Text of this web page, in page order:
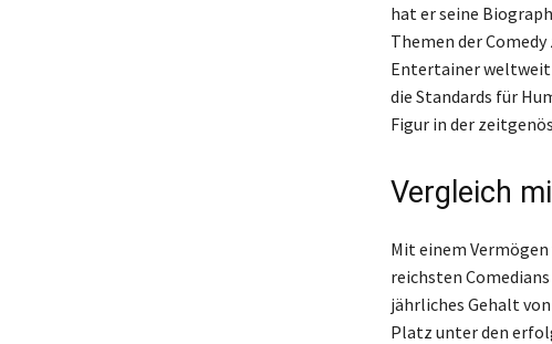
hat er seine
Themen der
Entertainer weltweit
die Standards für
Figur in der
Vergleich
Mit einem
reichsten
jährliches Gehalt
Platz unter den